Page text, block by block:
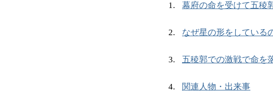
幕府の命を受けて五稜
なぜ星の形をしている
五稜郭での激戦で命を
関連人物・出来事